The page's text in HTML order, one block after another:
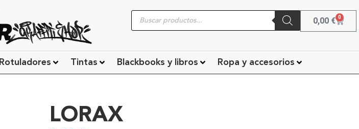
0,00 € 0
Rotuladores Tintas Blackbooks y libros Ropa y accesorios
LORAX